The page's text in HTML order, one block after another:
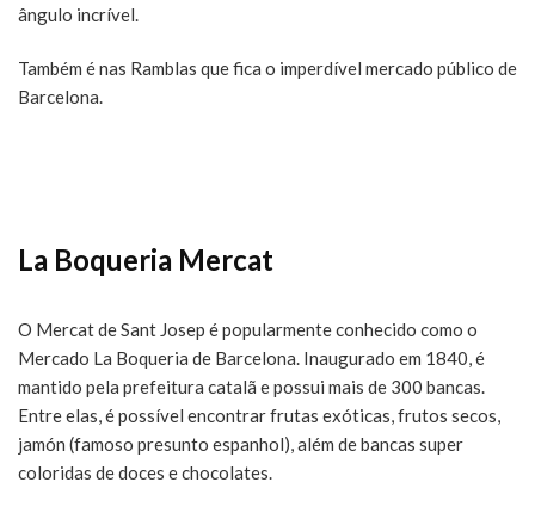
ângulo incrível.
Também é nas Ramblas que fica o imperdível mercado público de
Barcelona.
La Boqueria Mercat
O Mercat de Sant Josep é popularmente conhecido como o
Mercado La Boqueria de Barcelona. Inaugurado em 1840, é
mantido pela prefeitura catalã e possui mais de 300 bancas.
Entre elas, é possível encontrar frutas exóticas, frutos secos,
jamón (famoso presunto espanhol), além de bancas super
coloridas de doces e chocolates.